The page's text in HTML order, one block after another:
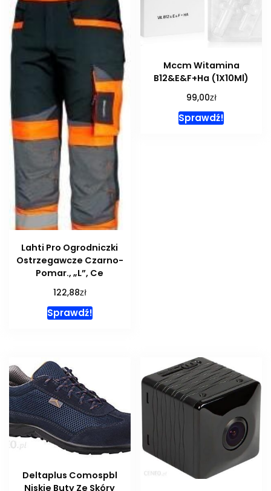
Lahti Pro Ogrodniczki
Ostrzegawcze Czarno-
Pomar., „L”, Ce
122,88zł
Sprawdź!
Mccm Witamina
B12&E&F+Ha (1X10Ml)
99,00zł
Sprawdź!
Deltaplus Comospbl
Niskie Buty Ze Skóry